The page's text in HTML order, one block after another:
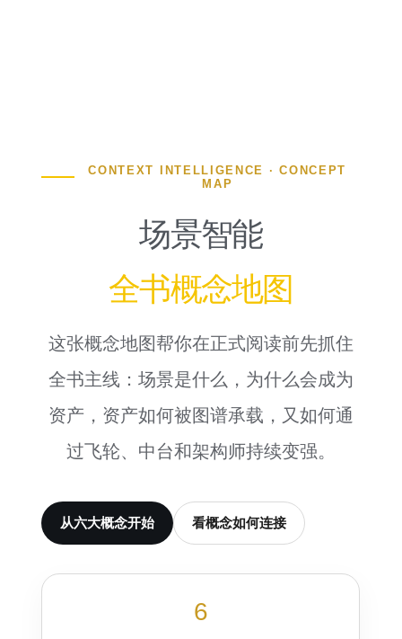
CONTEXT INTELLIGENCE · CONCEPT
MAP
场景智能
全书概念地图
这张概念地图帮你在正式阅读前先抓住
全书主线：场景是什么，为什么会成为
资产，资产如何被图谱承载，又如何通
过飞轮、中台和架构师持续变强。
从六大概念开始 看概念如何连接
6